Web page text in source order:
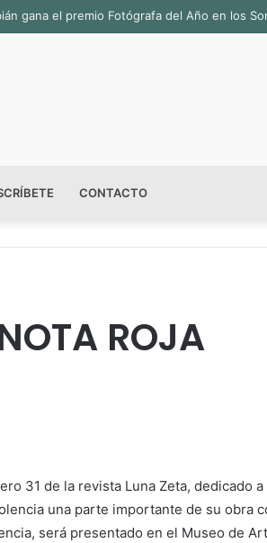
sala permanente «Pedro Valtierra» en la
CONTACTO
ROJA
31 de la revista Luna Zeta, dedicado
una parte importante de su obra
será presentado en el Museo de